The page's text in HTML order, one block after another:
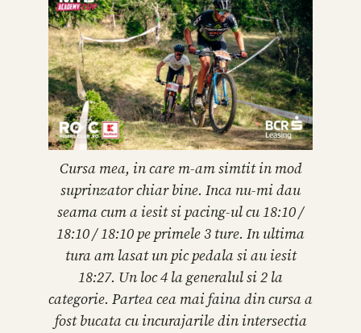
Cursa mea, in care m-am simtit in mod
suprinzator chiar bine. Inca nu-mi dau
seama cum a iesit si pacing-ul cu 18:10 /
18:10 / 18:10 pe primele 3 ture. In ultima
tura am lasat un pic pedala si au iesit
18:27. Un loc 4 la generalul si 2 la
categorie. Partea cea mai faina din cursa a
fost bucata cu incurajarile din intersectia